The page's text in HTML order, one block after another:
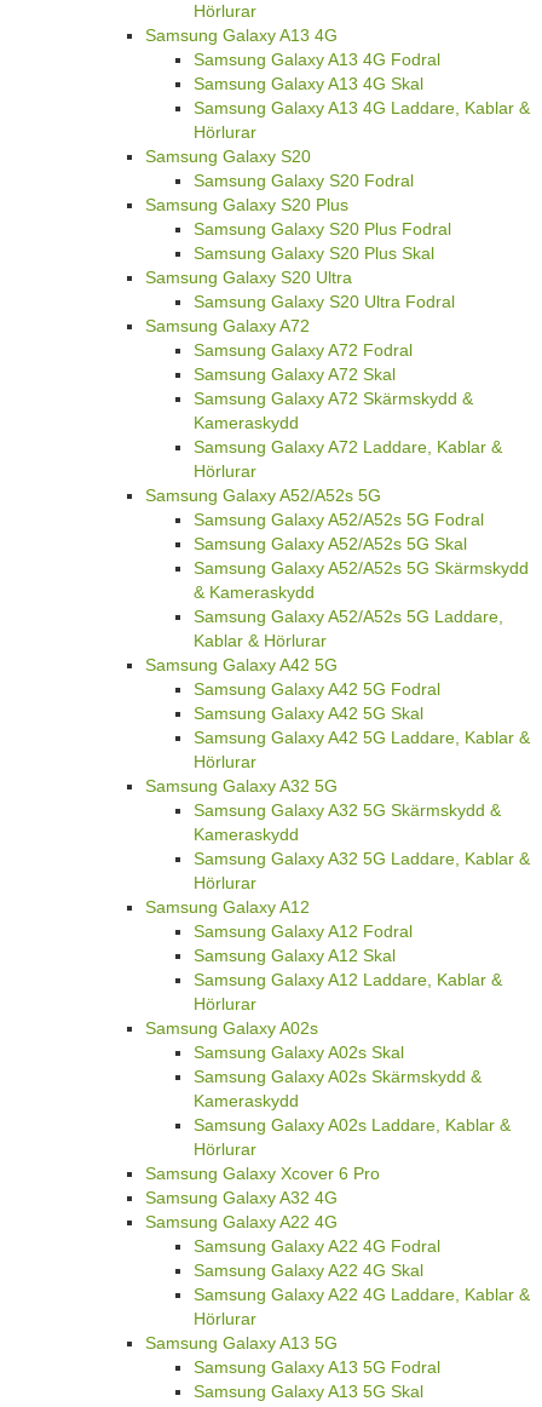
Hörlurar
Samsung Galaxy A13 4G
Samsung Galaxy A13 4G Fodral
Samsung Galaxy A13 4G Skal
Samsung Galaxy A13 4G Laddare, Kablar &
Hörlurar
Samsung Galaxy S20
Samsung Galaxy S20 Fodral
Samsung Galaxy S20 Plus
Samsung Galaxy S20 Plus Fodral
Samsung Galaxy S20 Plus Skal
Samsung Galaxy S20 Ultra
Samsung Galaxy S20 Ultra Fodral
Samsung Galaxy A72
Samsung Galaxy A72 Fodral
Samsung Galaxy A72 Skal
Samsung Galaxy A72 Skärmskydd &
Kameraskydd
Samsung Galaxy A72 Laddare, Kablar &
Hörlurar
Samsung Galaxy A52/A52s 5G
Samsung Galaxy A52/A52s 5G Fodral
Samsung Galaxy A52/A52s 5G Skal
Samsung Galaxy A52/A52s 5G Skärmskydd
& Kameraskydd
Samsung Galaxy A52/A52s 5G Laddare,
Kablar & Hörlurar
Samsung Galaxy A42 5G
Samsung Galaxy A42 5G Fodral
Samsung Galaxy A42 5G Skal
Samsung Galaxy A42 5G Laddare, Kablar &
Hörlurar
Samsung Galaxy A32 5G
Samsung Galaxy A32 5G Skärmskydd &
Kameraskydd
Samsung Galaxy A32 5G Laddare, Kablar &
Hörlurar
Samsung Galaxy A12
Samsung Galaxy A12 Fodral
Samsung Galaxy A12 Skal
Samsung Galaxy A12 Laddare, Kablar &
Hörlurar
Samsung Galaxy A02s
Samsung Galaxy A02s Skal
Samsung Galaxy A02s Skärmskydd &
Kameraskydd
Samsung Galaxy A02s Laddare, Kablar &
Hörlurar
Samsung Galaxy Xcover 6 Pro
Samsung Galaxy A32 4G
Samsung Galaxy A22 4G
Samsung Galaxy A22 4G Fodral
Samsung Galaxy A22 4G Skal
Samsung Galaxy A22 4G Laddare, Kablar &
Hörlurar
Samsung Galaxy A13 5G
Samsung Galaxy A13 5G Fodral
Samsung Galaxy A13 5G Skal